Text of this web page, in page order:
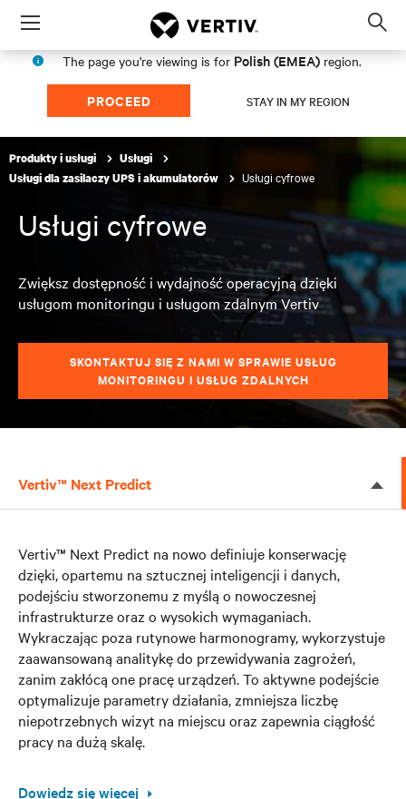
Menu
The page you're viewing is for Polish (EMEA) region.
PROCEED STAY IN MY REGION
Produkty i usługi
Usługi
Usługi dla zasilaczy UPS i akumulatorów
Usługi cyfrowe
Usługi cyfrowe
Zwiększ dostępność i wydajność operacyjną dzięki
usługom monitoringu i usługom zdalnym Vertiv
SKONTAKTUJ SIĘ Z NAMI W SPRAWIE USŁUG
MONITORINGU I USŁUG ZDALNYCH
Vertiv™ Next Predict
Vertiv™ Next Predict na nowo definiuje konserwację
dzięki, opartemu na sztucznej inteligencji i danych,
podejściu stworzonemu z myślą o nowoczesnej
infrastrukturze oraz o wysokich wymaganiach.
Wykraczając poza rutynowe harmonogramy, wykorzystuje
zaawansowaną analitykę do przewidywania zagrożeń,
zanim zakłócą one pracę urządzeń. To aktywne podejście
optymalizuje parametry działania, zmniejsza liczbę
niepotrzebnych wizyt na miejscu oraz zapewnia ciągłość
pracy na dużą skalę.
Dowiedz się więcej